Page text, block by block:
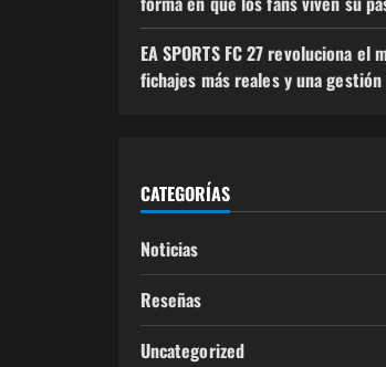
EA SPORTS FC 27 revoluciona el
fichajes más reales y una
CATEGORÍAS
Noticias
Reseñas
Uncategorized